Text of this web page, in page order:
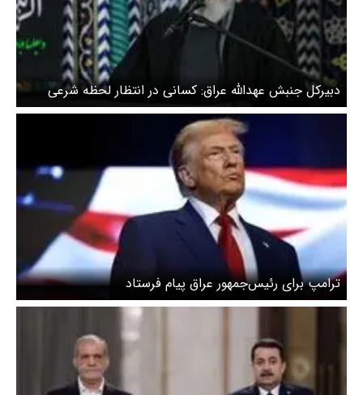
دبیرکل جنبش عهدالله عراق: کسانی در انتظار لحظه شرعی
هستند تا همه پایگاه‌های آمریکا را به جهنم تبدیل کنند
ترامپ برای رئیس‌جمهور عراق پیام فرستاد